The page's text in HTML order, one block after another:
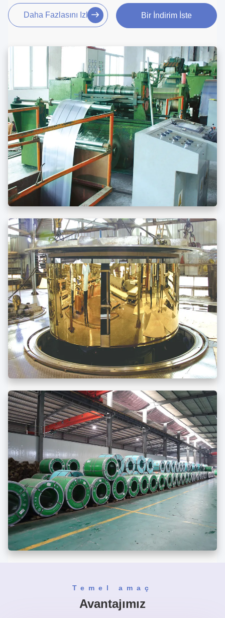
Daha Fazlasını Izle Bir İndirim İste
Temel amaç
Avantajımız